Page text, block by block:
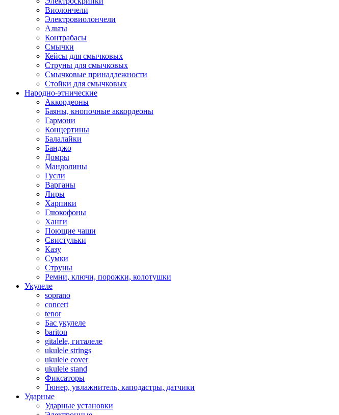
Виолончели
Электровиолончели
Альты
Контрабасы
Смычки
Кейсы для смычковых
Струны для смычковых
Смычковые принадлежности
Стойки для смычковых
Народно-этнические
Аккордеоны
Баяны, кнопочные аккордеоны
Гармони
Концертины
Балалайки
Банджо
Домры
Мандолины
Гусли
Варганы
Лиры
Харпики
Глюкофоны
Ханги
Поющие чаши
Свистульки
Казу
Сумки
Струны
Ремни, ключи, порожки, колотушки
Укулеле
soprano
concert
tenor
Бас укулеле
bariton
gitalele, гиталеле
ukulele strings
ukulele cover
ukulele stand
Фиксаторы
Тюнер, увлажнитель, каподастры, датчики
Ударные
Ударные установки